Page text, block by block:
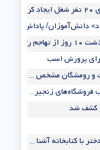
به کشور
پرورش اسب
و رومشگان مشخص شد
زنجیره‌ای
کشف شد
کتابخانه آشنا شدند